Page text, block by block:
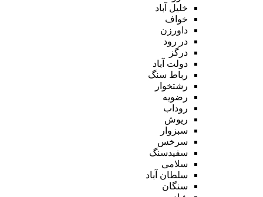
خلیل آباد
خواف
داورزن
در رود
درگز
دولت آباد
رباط سنگ
رشتخوار
رضویه
روداب
ریوش
سبزوار
سرخس
سفیدسنگ
سلامی
سلطان آباد
سنگان